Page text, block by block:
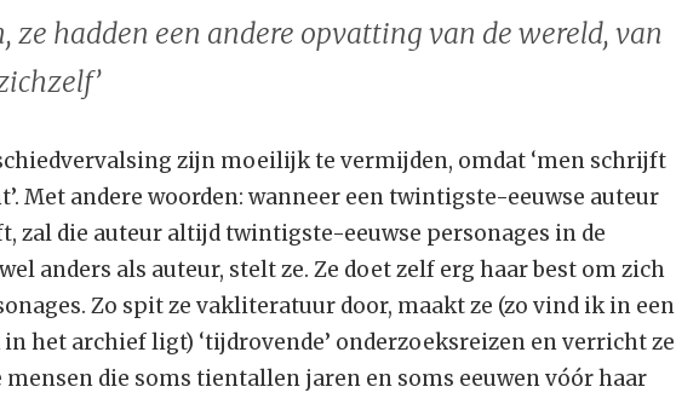
ze hadden een andere opvatting van de wereld, van
zijn moeilijk te vermijden, omdat ‘men schrijft
Met andere woorden: wanneer een twintigste-eeuwse auteur
zal die auteur altijd twintigste-eeuwse personages in de
anders als auteur, stelt ze. Ze doet zelf erg haar best om zich
Zo spit ze vakliteratuur door, maakt ze (zo vind ik in een
het archief ligt) ‘tijdrovende’ onderzoeksreizen en verricht ze
die soms tientallen jaren en soms eeuwen vóór haar